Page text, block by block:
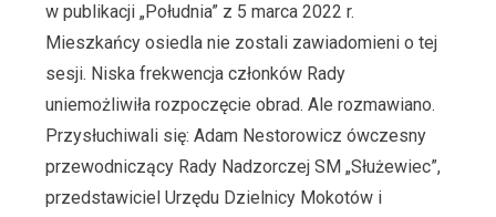
w publikacji „Południa” z 5 marca 2022 r.
Mieszkańcy osiedla nie zostali zawiadomieni o tej
sesji. Niska frekwencja członków Rady
uniemożliwiła rozpoczęcie obrad. Ale rozmawiano.
Przysłuchiwali się: Adam Nestorowicz ówczesny
przewodniczący Rady Nadzorczej SM „Służewiec”,
przedstawiciel Urzędu Dzielnicy Mokotów i